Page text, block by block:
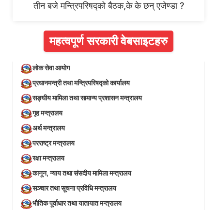
तीन बजे मन्त्रिपरिषद्को बैठक,के के छन् एजेण्डा ?
महत्वपूर्ण सरकारी वेबसाइटहरु
लोक सेवा आयोग
प्रधानमन्त्री तथा मन्त्रिपरिषद्को कार्यालय
सङ्घीय मामिला तथा सामान्य प्रशासन मन्त्रालय
गृह मन्त्रालय
अर्थ मन्त्रालय
परराष्ट्र मन्त्रालय
रक्षा मन्त्रालय
कानून, न्याय तथा संसदीय मामिला मन्त्रालय
सञ्‍चार तथा सूचना प्रविधि मन्त्रालय
भौतिक पूर्वाधार तथा यातायात मन्त्रालय